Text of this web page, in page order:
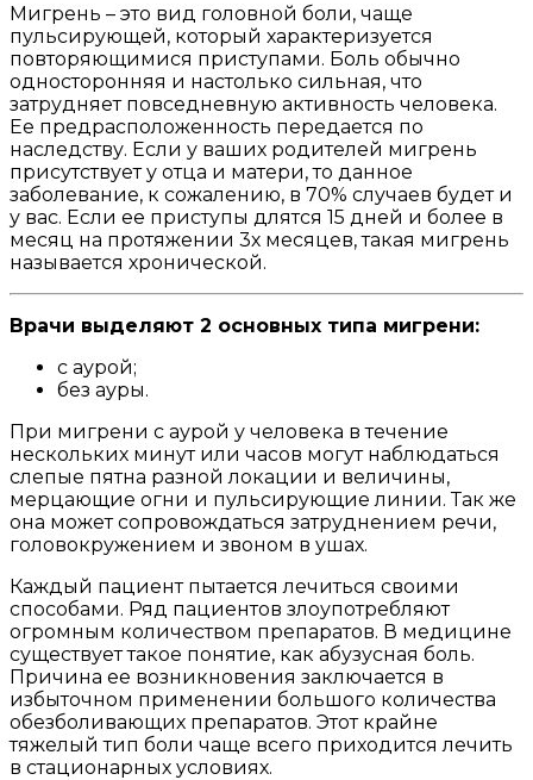
Мигрень – это вид головной боли, чаще
пульсирующей, который характеризуется
повторяющимися приступами. Боль обычно
односторонняя и настолько сильная, что
затрудняет повседневную активность человека.
Ее предрасположенность передается по
наследству. Если у ваших родителей мигрень
присутствует у отца и матери, то данное
заболевание, к сожалению, в 70% случаев будет и
у вас. Если ее приступы длятся 15 дней и более в
месяц на протяжении 3х месяцев, такая мигрень
называется хронической.
Врачи выделяют 2 основных типа мигрени:
с аурой;
без ауры.
При мигрени с аурой у человека в течение
нескольких минут или часов могут наблюдаться
слепые пятна разной локации и величины,
мерцающие огни и пульсирующие линии. Так же
она может сопровождаться затруднением речи,
головокружением и звоном в ушах.
Каждый пациент пытается лечиться своими
способами. Ряд пациентов злоупотребляют
огромным количеством препаратов. В медицине
существует такое понятие, как абузусная боль.
Причина ее возникновения заключается в
избыточном применении большого количества
обезболивающих препаратов. Этот крайне
тяжелый тип боли чаще всего приходится лечить
в стационарных условиях.